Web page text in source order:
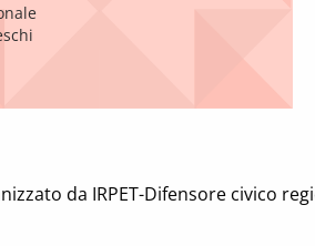
da IRPET-Difensore civico